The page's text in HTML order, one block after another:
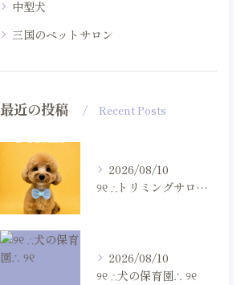
中型犬
三国のペットサロン
最近の投稿 Recent Posts
2026/08/10
୨୧ ∴トリミングサロン∴ ୨୧
2026/08/10
୨୧ ∴犬の保育園∴ ୨୧